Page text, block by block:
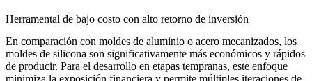
Herramental de bajo costo con alto retorno de inversión
En comparación con moldes de aluminio o acero mecanizados, los
moldes de silicona son significativamente más económicos y rápidos
de producir. Para el desarrollo en etapas tempranas, este enfoque
minimiza la exposición financiera y permite múltiples iteraciones de